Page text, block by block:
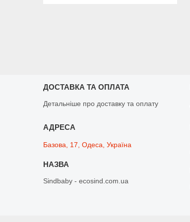
ДОСТАВКА ТА ОПЛАТА
Детальніше про доставку та оплату
Базова, 17, Одеса, Україна
Sindbaby - ecosind.com.ua